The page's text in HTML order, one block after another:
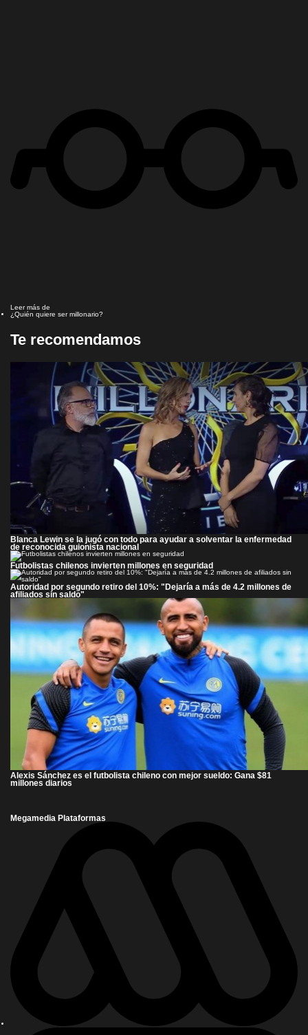
Leer más de
¿Quién quiere ser millonario?
Te recomendamos
Blanca Lewin se la jugó con todo para ayudar a solventar la enfermedad
de reconocida guionista nacional
Futbolistas chilenos invierten millones en seguridad
Autoridad por segundo retiro del 10%: "Dejaría a más de 4.2 millones de
afiliados sin saldo"
Alexis Sánchez es el futbolista chileno con mejor sueldo: Gana $81
millones diarios
Megamedia Plataformas